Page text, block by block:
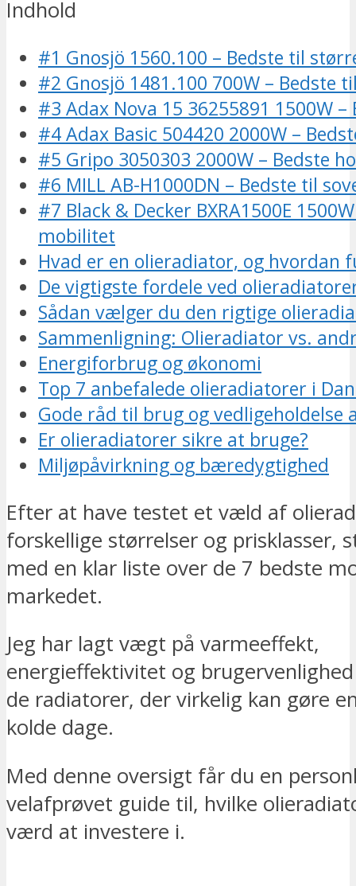
Indhold
#1 Gnosjö 1560.100 – Bedste til
#2 Gnosjö 1481.100 700W – Bedste
#3 Adax Nova 15 36255891 1500W –
#4 Adax Basic 504420 2000W –
#5 Gripo 3050303 2000W – Bedste
#6 MILL AB-H1000DN – Bedste til
#7 Black & Decker BXRA1500E
mobilitet
Hvad er en olieradiator, og hvordan
De vigtigste fordele ved
Sådan vælger du den rigtige
Sammenligning: Olieradiator vs.
Energiforbrug og økonomi
Top 7 anbefalede olieradiatorer i
Gode råd til brug og vedligeholdelse
Er olieradiatorer sikre at bruge?
Miljøpåvirkning og bæredygtighed
Efter at have testet et væld af
forskellige størrelser og prisklasser,
med en klar liste over de 7 bedste
markedet.
Jeg har lagt vægt på varmeeffekt,
energieffektivitet og
de radiatorer, der virkelig kan gøre
kolde dage.
Med denne oversigt får du en
velafprøvet guide til, hvilke
værd at investere i.